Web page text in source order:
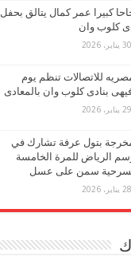
كبيرا عمر كمال يتالق بحفل
كلوب وان
30 يناير، 2026
للاتصالات تنظم يوم
بنادى كلوب وان بالمعادى
29 يناير، 2026
بتول عرفة تشارك في
الرياض للمرة الخامسة
سمن على عسل
28 يناير، 2026